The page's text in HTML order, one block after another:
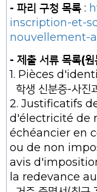
- 파리 구청 목록 :
inscription-et-
nouvellement-
- 제출 서류 목록(
1. Pièces
학생 신분증-사진
2. Justificatifs
d'électricité de
échéancier en
ou de non
avis
la redevance